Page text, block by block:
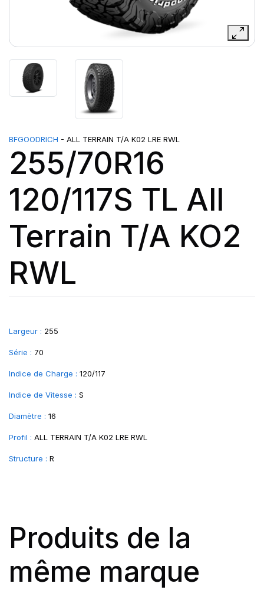
BFGOODRICH - ALL TERRAIN T/A K02 LRE RWL
255/70R16
120/117S TL All
Terrain T/A KO2
RWL
Largeur : 255
Série : 70
Indice de Charge : 120/117
Indice de Vitesse : S
Diamètre : 16
Profil : ALL TERRAIN T/A K02 LRE RWL
Structure : R
Produits de la
même marque